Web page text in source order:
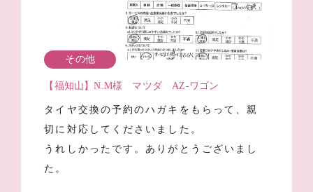
その他
【福知山】N.M様 マツダ AZ-ワゴン
タイヤ交換の予約のハガキをもらって、親
切に対応してくださいました。
うれしかったです。ありがとうございまし
た。